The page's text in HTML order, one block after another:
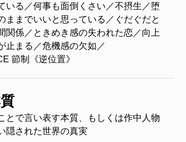
いる／何事も面倒くさい／不摂生／堕
ままでいいと思っている／ぐだぐだと
関係／ときめき感の失われた恋／向上
止まる／危機感の欠如／
節制《逆位置》
とで言い表す本質、もしくは作中人物
隠された世界の真実